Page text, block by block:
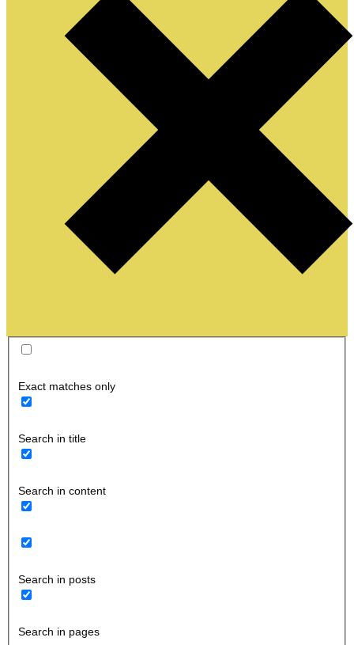
Exact matches only
Search in title
Search in content
Search in posts
Search in pages